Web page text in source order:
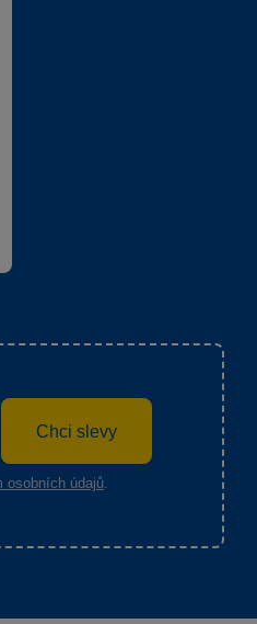
Chci slevy
osobních údajů